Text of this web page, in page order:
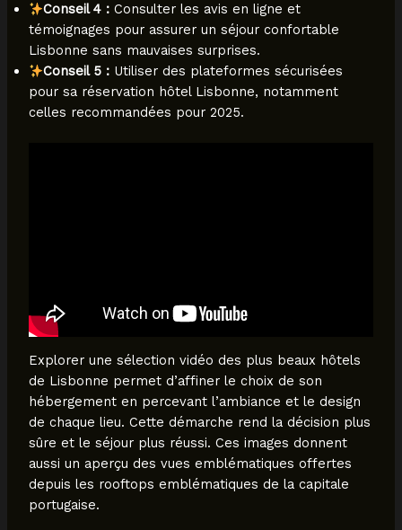
Conseil 4 : Consulter les avis en ligne et
témoignages pour assurer un séjour confortable
Lisbonne sans mauvaises surprises.
Conseil 5 : Utiliser des plateformes sécurisées
pour sa réservation hôtel Lisbonne, notamment
celles recommandées pour 2025.
Explorer une sélection vidéo des plus beaux hôtels
de Lisbonne permet d’affiner le choix de son
hébergement en percevant l’ambiance et le design
de chaque lieu. Cette démarche rend la décision plus
sûre et le séjour plus réussi. Ces images donnent
aussi un aperçu des vues emblématiques offertes
depuis les rooftops emblématiques de la capitale
portugaise.